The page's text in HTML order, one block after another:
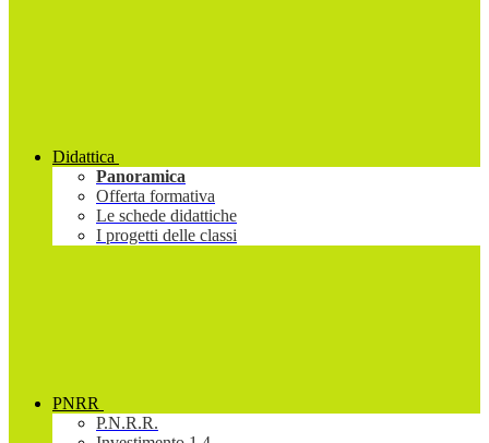
Didattica
Panoramica
Offerta formativa
Le schede didattiche
I progetti delle classi
PNRR
P.N.R.R.